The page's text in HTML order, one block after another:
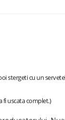
stergeti cu un
fi uscata complet.)